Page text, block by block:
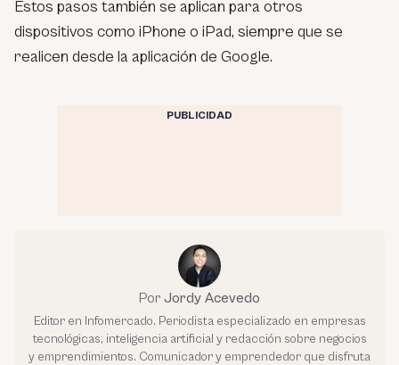
Estos pasos también se aplican para otros
dispositivos como iPhone o iPad, siempre que se
realicen desde la aplicación de Google.
PUBLICIDAD
Por Jordy Acevedo
Editor en Infomercado. Periodista especializado en empresas
tecnológicas, inteligencia artificial y redacción sobre negocios
y emprendimientos. Comunicador y emprendedor que disfruta